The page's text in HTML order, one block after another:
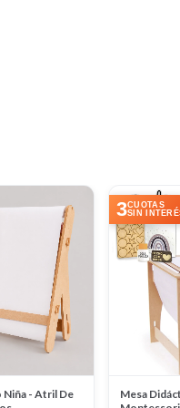
Niña - Atril De
3CUOTAS
SIN
Mesa